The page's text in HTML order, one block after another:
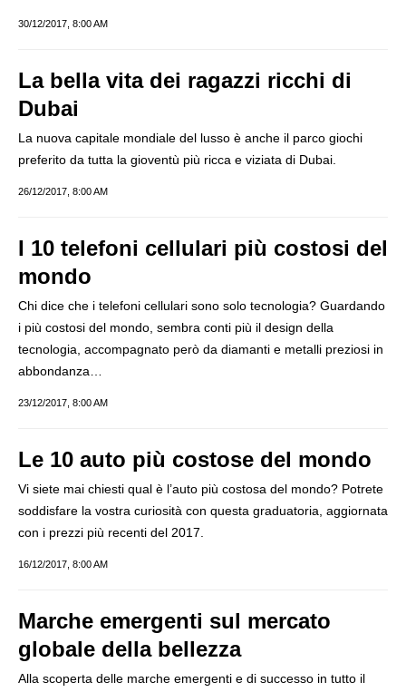
30/12/2017, 8:00 AM
La bella vita dei ragazzi ricchi di
Dubai
La nuova capitale mondiale del lusso è anche il parco giochi
preferito da tutta la gioventù più ricca e viziata di Dubai.
26/12/2017, 8:00 AM
I 10 telefoni cellulari più costosi del
mondo
Chi dice che i telefoni cellulari sono solo tecnologia? Guardando
i più costosi del mondo, sembra conti più il design della
tecnologia, accompagnato però da diamanti e metalli preziosi in
abbondanza…
23/12/2017, 8:00 AM
Le 10 auto più costose del mondo
Vi siete mai chiesti qual è l’auto più costosa del mondo? Potrete
soddisfare la vostra curiosità con questa graduatoria, aggiornata
con i prezzi più recenti del 2017.
16/12/2017, 8:00 AM
Marche emergenti sul mercato
globale della bellezza
Alla scoperta delle marche emergenti e di successo in tutto il